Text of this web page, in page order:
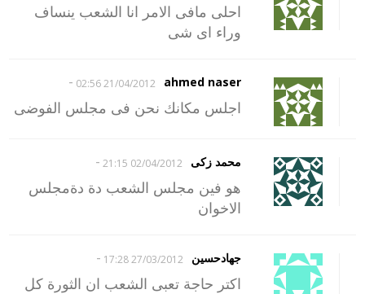
احلى مافى الامر انا الشعب ينساف
وراء اى شى
ahmed naser
21/04/2012 02:56
-
اجلس مكانك نحن فى مجلس الفوضى
محمد زكى 02/04/2012 21:15
-
هو فين مجلس الشعب دة دةمجلس
الاخوان
جهادحسين 27/03/2012 17:28
-
اكتر حاجة تعبى الشعب ان الثورة كل